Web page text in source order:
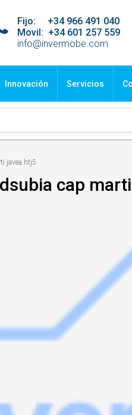
Fijo: +34 966 491
Movil: +34 601 257 559
info@invermobe.com
Innovación Servicios
javea htj5
cap